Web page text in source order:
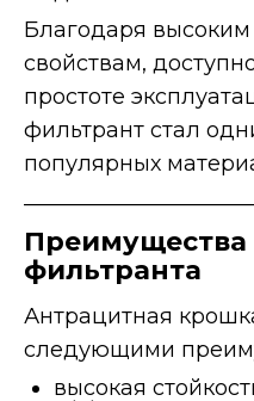
Благодаря
свойствам,
простоте
фильтрант стал
популярных
Преимущества
фильтранта
Антрацитная
следующими
высокая